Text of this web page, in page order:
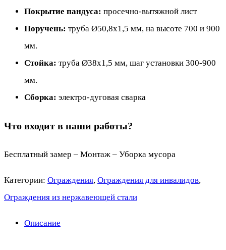
Покрытие пандуса: просечно-вытяжной лист
Поручень: труба Ø50,8х1,5 мм, на высоте 700 и 900
мм.
Стойка: труба Ø38х1,5 мм, шаг установки 300-900
мм.
Сборка: электро-дуговая сварка
Что входит в наши работы?
Бесплатный замер – Монтаж – Уборка мусора
Категории: Ограждения, Ограждения для инвалидов,
Ограждения из нержавеющей стали
Описание